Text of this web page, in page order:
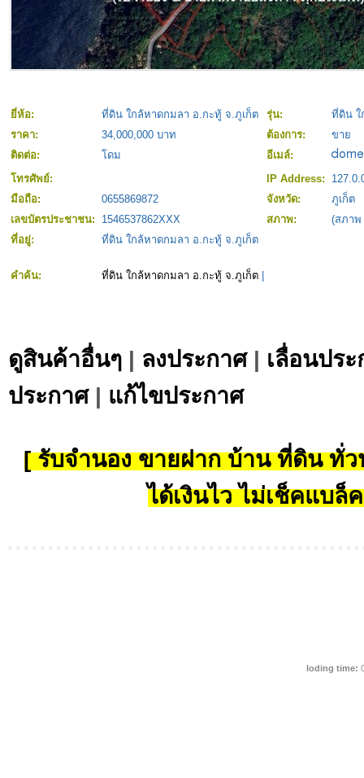
ยี่ห้อ: ที่ดิน ใกล้หาดกมลา อ.กะทู้ จ.ภูเก็ต รุ่น:
ที่ดิน ใ
ราคา:
34,000,000 บาท ต้องการ:
ขาย
ติดต่อ:
โดม
อีเมล์:
โทรศัพย์:
IP Address:
มือถือ:
0655869872 จังหวัด:
ภูเก็ต
เลขบัตรประชาชน:
1546537862XXX สภาพ:
(สภาพ
ที่อยู่:
ที่ดิน ใกล้หาดกมลา อ.กะทู้ จ.ภูเก็ต
คำค้น: ที่ดิน ใกล้หาดกมลา อ.กะทู้ จ.ภูเก็ต
ดูสินค้าอื่นๆ | ลงประกาศ| เลื่อนปร
ประกาศ| แก้ไขประกาศ
[ รับจำนอง ขายฝาก บ้าน ที่ดิน ทั่ว
ได้เงินไว ไม่เช็คแบล็
loding time: